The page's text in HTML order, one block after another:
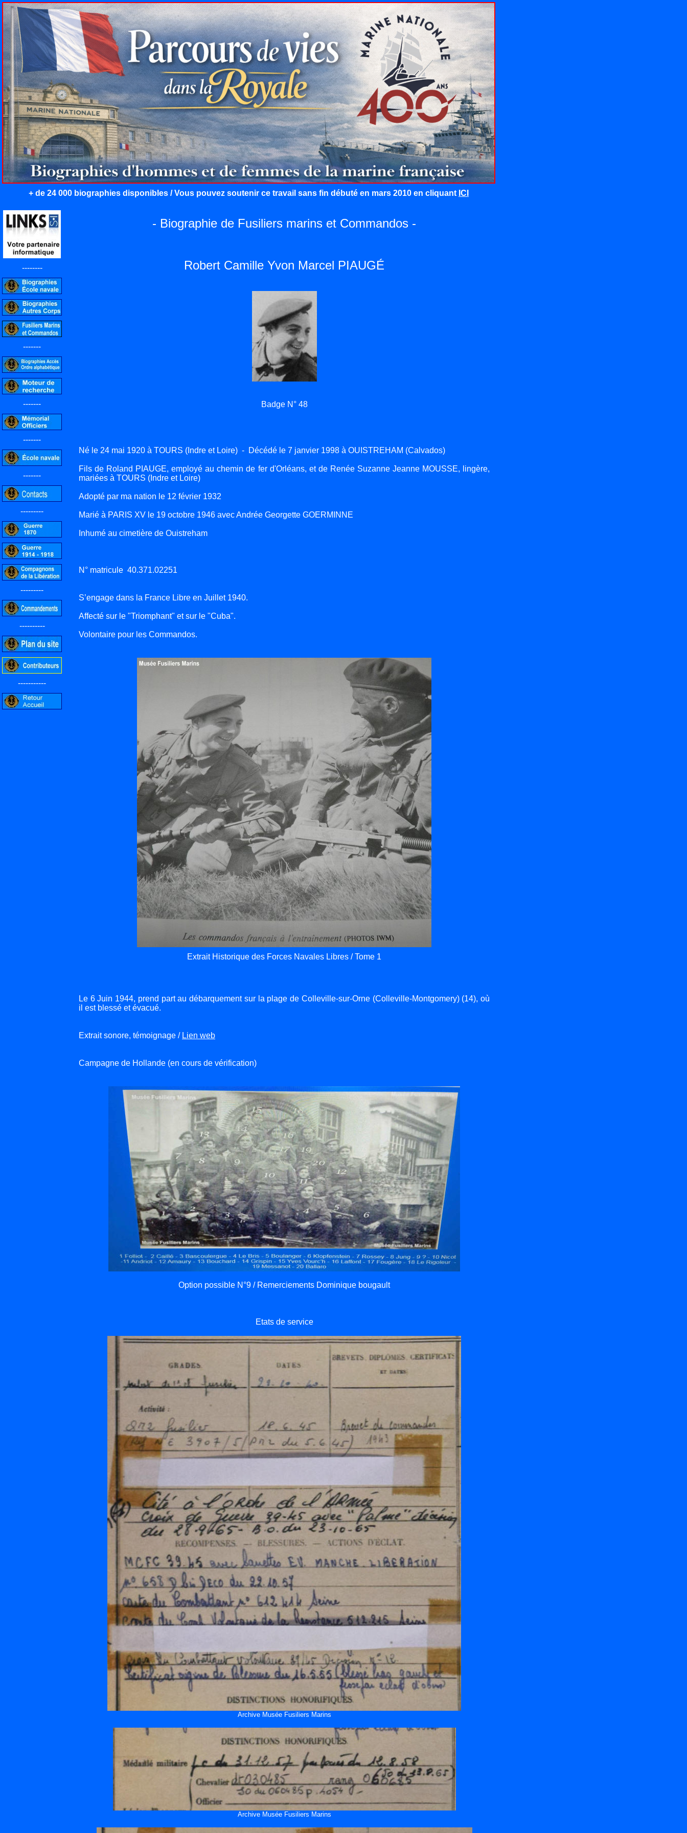
+ de 24 000 biographies disponibles / Vous pouvez soutenir ce travail sans fin débuté en mars 2010 en cliquant ICI
--------
-------
-------
-------
-------
---------
---------
----------
-----------
- Biographie de Fusiliers marins et Commandos -
Robert Camille Yvon Marcel PIAUGÉ
Badge N° 48
Né le 24 mai 1920 à TOURS (Indre et Loire) - Décédé le 7 janvier 1998 à OUISTREHAM (Calvados)
Fils de Roland PIAUGE, employé au chemin de fer d'Orléans, et de Renée Suzanne Jeanne MOUSSE, lingère,
mariées à TOURS (Indre et Loire)
Adopté par ma nation le 12 février 1932
Marié à PARIS XV le 19 octobre 1946 avec Andrée Georgette GOERMINNE
Inhumé au cimetière de Ouistreham
N° matricule 40.371.02251
S’engage dans la France Libre en Juillet 1940.
Affecté sur le "Triomphant" et sur le "Cuba".
Volontaire pour les Commandos.
Extrait Historique des Forces Navales Libres / Tome 1
Le 6 Juin 1944, prend part au débarquement sur la plage de Colleville-sur-Orne (Colleville-Montgomery) (14), où
il est blessé et évacué.
Extrait sonore, témoignage / Lien web
Campagne de Hollande (en cours de vérification)
Option possible N°9 / Remerciements Dominique bougault
Etats de service
Archive Musée Fusiliers Marins
Archive Musée Fusiliers Marins